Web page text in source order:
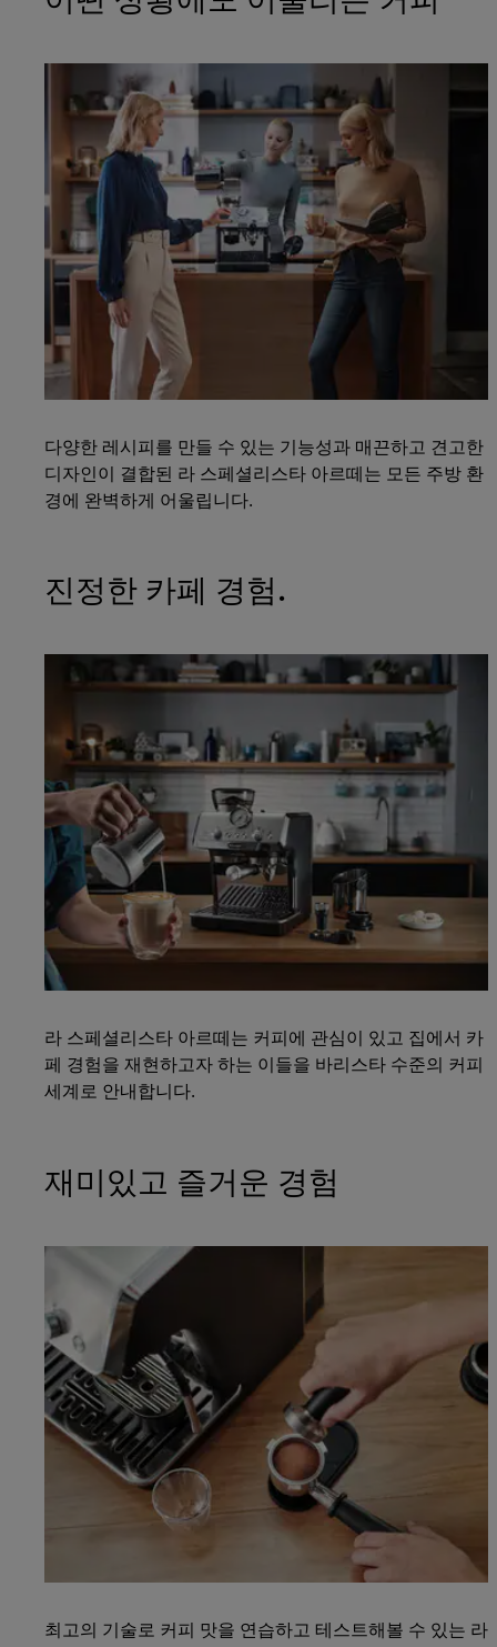
다양한 레시피를 만들 수 있는 기능성과 매끈하고 견고한
디자인이 결합된 라 스페셜리스타 아르떼는 모든 주방 환
경에 완벽하게 어울립니다.
진정한 카페 경험.
라 스페셜리스타 아르떼는 커피에 관심이 있고 집에서 카
페 경험을 재현하고자 하는 이들을 바리스타 수준의 커피
세계로 안내합니다.
재미있고 즐거운 경험
최고의 기술로 커피 맛을 연습하고 테스트해볼 수 있는 라